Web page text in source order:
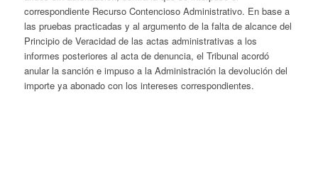
correspondiente Recurso Contencioso Administrativo. En base a
las pruebas practicadas y al argumento de la falta de alcance del
Principio de Veracidad de las actas administrativas a los
informes posteriores al acta de denuncia, el Tribunal acordó
anular la sanción e impuso a la Administración la devolución del
importe ya abonado con los intereses correspondientes.